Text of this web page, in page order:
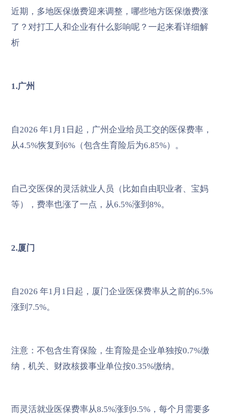
近期，多地医保缴费迎来调整，哪些地方医保缴费涨
了？对打工人和企业有什么影响呢？一起来看详细解
析
1.广州
自2026 年1月1日起，广州企业给员工交的医保费率，
从4.5%恢复到6%（包含生育险后为6.85%）。
自己交医保的灵活就业人员（比如自由职业者、宝妈
等），费率也涨了一点，从6.5%涨到8%。
2.厦门
自2026 年1月1日起，厦门企业医保费率从之前的6.5%
涨到7.5%。
注意：不包含生育保险，生育险是企业单独按0.7%缴
纳，机关、财政核拨事业单位按0.35%缴纳。
而灵活就业医保费率从8.5%涨到9.5%，每个月需要多